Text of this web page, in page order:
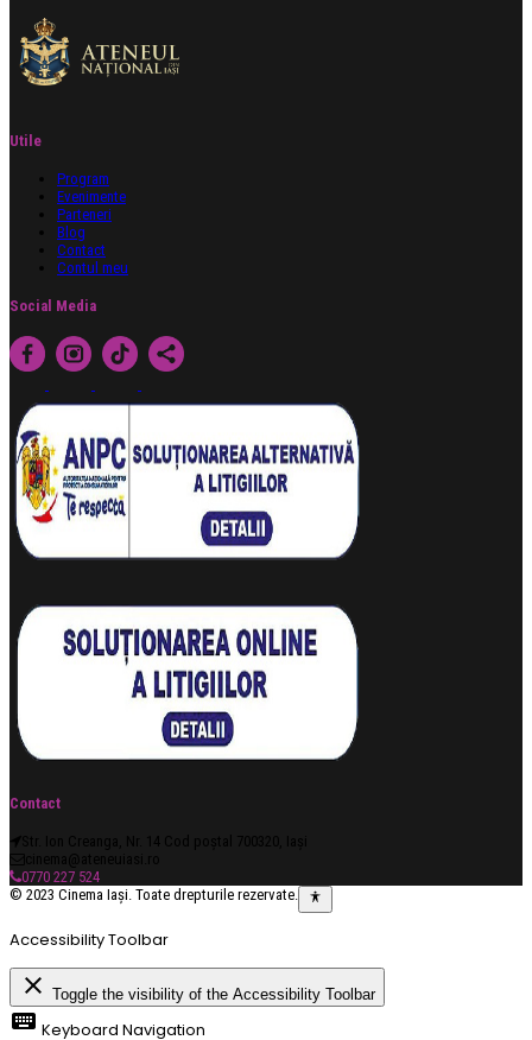
Utile
Program
Evenimente
Parteneri
Blog
Contact
Contul meu
Social Media
Contact
Str. Ion Creanga, Nr. 14 Cod poștal 700320, Iași
cinema@ateneuiasi.ro
0770 227 524
© 2023 Cinema Iași. Toate drepturile rezervate.
Accessibility Toolbar
close Toggle the visibility of the Accessibility Toolbar
keyboard Keyboard Navigation